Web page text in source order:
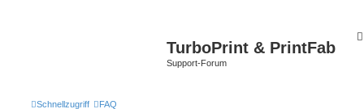
TurboPrint & PrintFab
Support-Forum
Schnellzugriff FAQ